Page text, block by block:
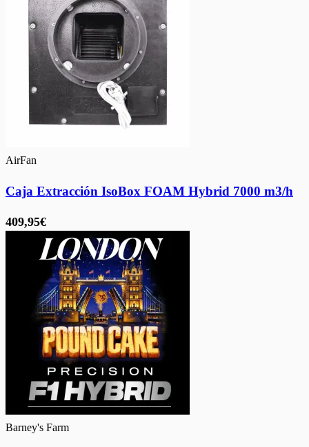
AirFan
Caja Extracción IsoBox FOAM Hybrid 7000 m3/h
409,95€
Barney's Farm